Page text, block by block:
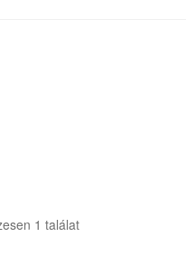
1 találat